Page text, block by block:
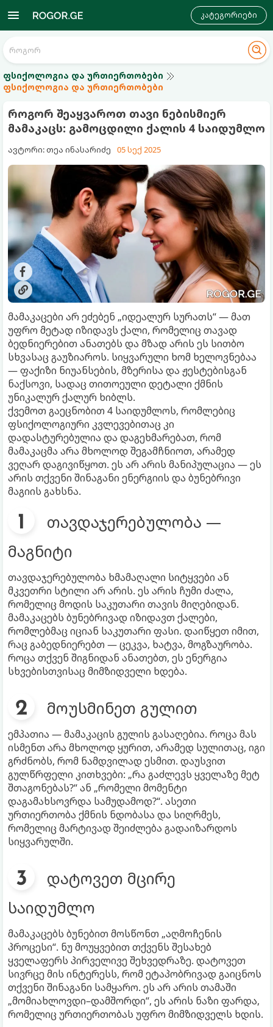
კატეგორიები
ფსიქოლოგია და ურთიერთობები
ფსიქოლოგია და ურთიერთობები
როგორ შეაყვაროთ თავი ნებისმიერ
მამაკაცს: გამოცდილი ქალის 4 საიდუმლო
ავტორი: თეა ინასარიძე 05 სექ 2025
მამაკაცები არ ეძებენ „იდეალურ სურათს“ — მათ
უფრო მეტად იზიდავს ქალი, რომელიც თავად
ბედნიერებით ანათებს და მზად არის ეს სითბო
სხვასაც გაუზიაროს. სიყვარული ხომ ხელოვნებაა
— ფაქიზი ნიუანსების, მზერისა და ჟესტებისგან
ნაქსოვი, სადაც თითოეული დეტალი ქმნის
უნიკალურ ქალურ ხიბლს.
ქვემოთ გაეცნობით 4 საიდუმლოს, რომლებიც
ფსიქოლოგიური კვლევებითაც კი
დადასტურებულია და დაგეხმარებათ, რომ
მამაკაცმა არა მხოლოდ შეგამჩნიოთ, არამედ
ვეღარ დაგივიწყოთ. ეს არ არის მანიპულაცია — ეს
არის თქვენი შინაგანი ენერგიის და ბუნებრივი
მაგიის გახსნა.
თავდაჯერებულობა —
მაგნიტი
თავდაჯერებულობა ხმამაღალი სიტყვები ან
მკვეთრი სტილი არ არის. ეს არის ჩუმი ძალა,
რომელიც მოდის საკუთარი თავის მიღებიდან.
მამაკაცებს ბუნებრივად იზიდავთ ქალები,
რომლებმაც იციან საკუთარი ფასი. დაიწყეთ იმით,
რაც გაბედნიერებთ — ცეკვა, ხატვა, მოგზაურობა.
როცა თქვენ შიგნიდან ანათებთ, ეს ენერგია
სხვებისთვისაც მიმზიდველი ხდება.
მოუსმინეთ გულით
ემპათია — მამაკაცის გულის გასაღებია. როცა მას
ისმენთ არა მხოლოდ ყურით, არამედ სულითაც, იგი
გრძნობს, რომ ნამდვილად ესმით. დაუსვით
გულწრფელი კითხვები: „რა გაძლევს ყველაზე მეტ
შთაგონებას?“ ან „რომელი მომენტი
დაგამახსოვრდა სამუდამოდ?“. ასეთი
ურთიერთობა ქმნის ნდობასა და სიღრმეს,
რომელიც მარტივად შეიძლება გადაიზარდოს
სიყვარულში.
დატოვეთ მცირე
საიდუმლო
მამაკაცებს ბუნებით მოსწონთ „აღმოჩენის
პროცესი“. ნუ მოუყვებით თქვენს შესახებ
ყველაფერს პირველივე შეხვედრაზე. დატოვეთ
სივრცე მის ინტერესს, რომ ეტაპობრივად გაიცნოს
თქვენი შინაგანი სამყარო. ეს არ არის თამაში
„მომიახლოვდი–დამშორდი“, ეს არის ნაზი ფარდა,
რომელიც ურთიერთობას უფრო მიმზიდველს ხდის.